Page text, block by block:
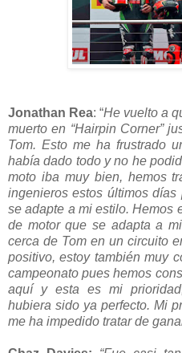
Jonathan Rea: “He vuelto a
muerto en “Hairpin Corner”
Tom. Esto me ha frustrado
había dado todo y no he
moto iba muy bien, hemos
ingenieros estos últimos
se adapte a mi estilo. Hemos
de motor que se adapta a
cerca de Tom en un circuito
positivo, estoy también muy
campeonato pues hemos
aquí y esta es mi
hubiera sido ya perfecto. Mi
me ha impedido tratar de